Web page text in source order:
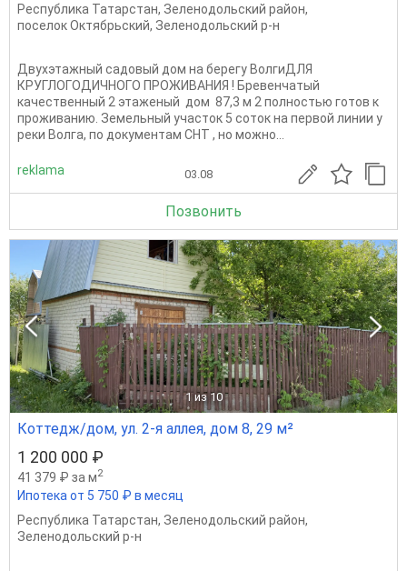
Республика Татарстан, Зеленодольский район,
поселок Октябрьский, Зеленодольский р-н
Двухэтажный садовый дом на берегу ВолгиДЛЯ
КРУГЛОГОДИЧНОГО ПРОЖИВАНИЯ ! Бревенчатый
качественный 2 этаженый дом 87,3 м 2 полностью готов к
проживанию. Земельный участок 5 соток на первой линии у
реки Волга, по документам СНТ , но можно...
reklama 03.08
Позвонить
1 из 10
Коттедж/дом, ул. 2-я аллея, дом 8, 29 м²
1 200 000 ₽
41 379 ₽ за м2
Ипотека от 5 750 ₽ в месяц
Республика Татарстан, Зеленодольский район,
Зеленодольский р-н